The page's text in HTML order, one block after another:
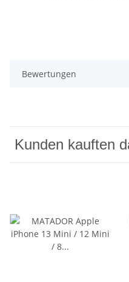
Bewertungen
Kunden kauften